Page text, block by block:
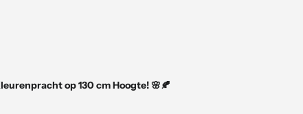
op 130 cm Hoogte! 🌸🍂